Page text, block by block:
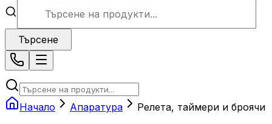
Търсене
Начало Апаратура Релета, таймери и броячи